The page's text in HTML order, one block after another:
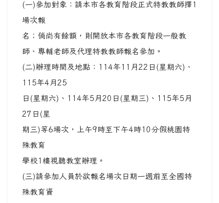
(一)參加對象：請本市各教育階段正式特教教師擇1
場次報
名；倘尚有餘額，則開放本市各教育階段一般教
師、專輔老師及代理特教教師報名參加。
(二)辦理時間及地點：114年11月22日(星期六)、
115年4月25
日(星期六)、114年5月20日(星期三)、115年5月
27日(星
期三)等6場次，上午9時至下午4時10分假桃園特
殊教育
學校1樓視聽教室辦理。
(三)請參加人員於欲報名場次日期一週前至全國特
殊教育資